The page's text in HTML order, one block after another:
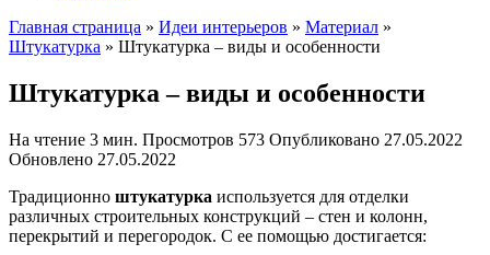
Главная страница » Идеи интерьеров » Материал »
Штукатурка » Штукатурка – виды и особенности
Штукатурка – виды и особенности
На чтение 3 мин. Просмотров 573 Опубликовано 27.05.2022
Обновлено 27.05.2022
Традиционно штукатурка используется для отделки
различных строительных конструкций – стен и колонн,
перекрытий и перегородок. С ее помощью достигается: